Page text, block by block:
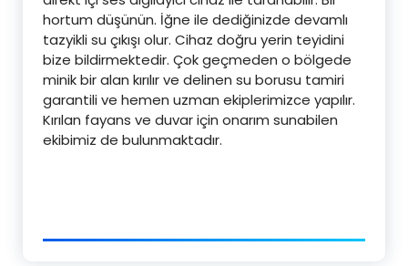
hortum düşünün. İğne ile dediğinizde devamlı
tazyikli su çıkışı olur. Cihaz doğru yerin teyidini
bize bildirmektedir. Çok geçmeden o bölgede
minik bir alan kırılır ve delinen su borusu tamiri
garantili ve hemen uzman ekiplerimizce yapılır.
Kırılan fayans ve duvar için onarım sunabilen
ekibimiz de bulunmaktadır.